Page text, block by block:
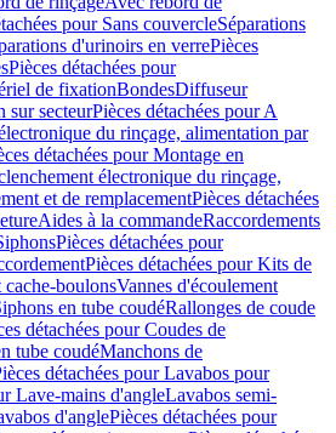
pour Sans couvercleSéparations
d'urinoirs en verrePièces
Pièces détachées pour
de fixationBondesDiffuseur
sur secteurPièces détachées pour A
du rinçage, alimentation par
détachées pour Montage en
électronique du rinçage,
et de remplacementPièces détachées
Aides à la commandeRaccordements
Pièces détachées pour
Pièces détachées pour Kits de
cache-boulonsVannes d'écoulement
en tube coudéRallonges de coude
détachées pour Coudes de
tube coudéManchons de
détachées pour Lavabos pour
Lave-mains d'angleLavabos semi-
d'anglePièces détachées pour